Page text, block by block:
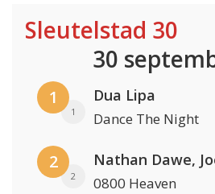
Sleutelstad 30
30
1
1
Dua Lipa
Dance The Night
2
2 0800 Heaven